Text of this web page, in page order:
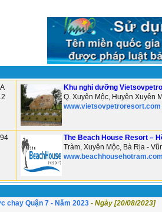
Khu nghỉ dưỡng Vietsovpetro
Q. Xuyên Mộc, Huyện Xuyên
www.vietsovpetroresort.com
​The Beach House Resort –
Tràm, Xuyên Mộc, Bà Rịa -
www.beachhousehotram.com
chay Quận 7 - Năm 2023 - Ngày [20/08/2023]